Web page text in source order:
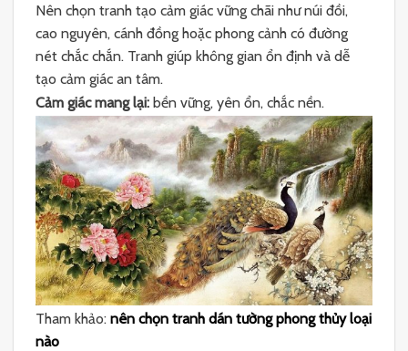
Nên chọn tranh tạo cảm giác vững chãi như núi đồi,
cao nguyên, cánh đồng hoặc phong cảnh có đường
nét chắc chắn. Tranh giúp không gian ổn định và dễ
tạo cảm giác an tâm.
Cảm giác mang lại: bền vững, yên ổn, chắc nền.
Tham khảo: nên chọn tranh dán tường phong thủy loại
nào